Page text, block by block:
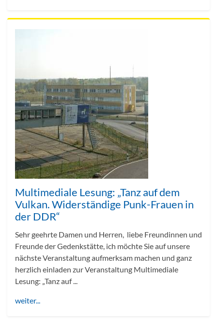
Multimediale Lesung: „Tanz auf dem
Vulkan. Widerständige Punk-Frauen in
der DDR“
Sehr geehrte Damen und Herren, liebe Freundinnen und
Freunde der Gedenkstätte, ich möchte Sie auf unsere
nächste Veranstaltung aufmerksam machen und ganz
herzlich einladen zur Veranstaltung Multimediale
Lesung: „Tanz auf ...
weiter...